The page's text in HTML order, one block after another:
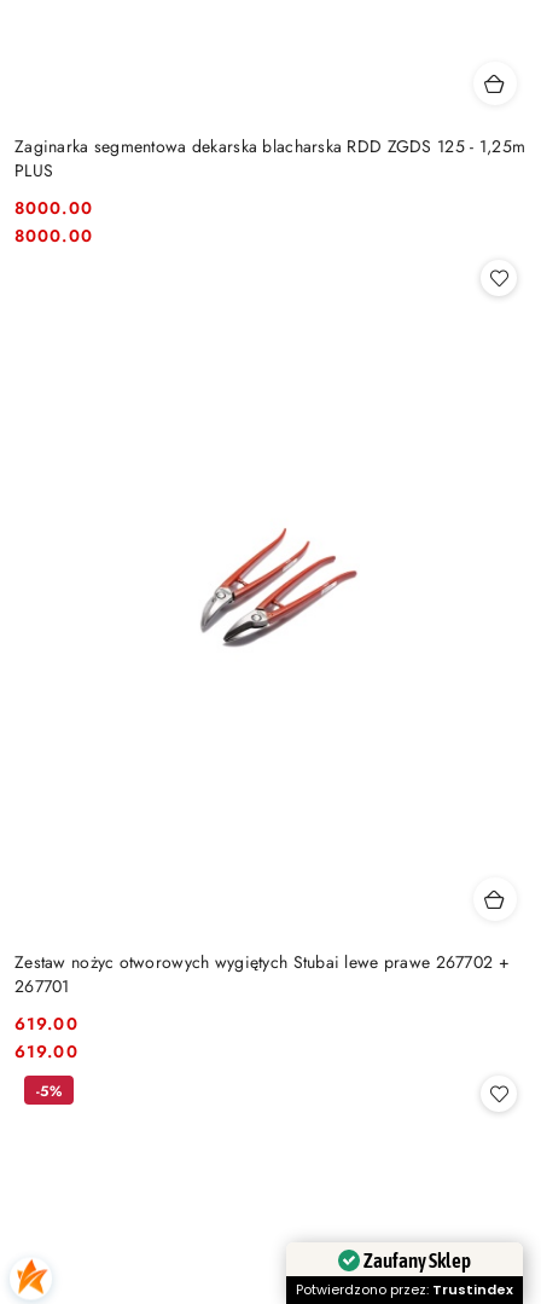
Zaginarka segmentowa dekarska blacharska RDD ZGDS 125 - 1,25m
PLUS
Cena:
8000.00
Cena:
8000.00
Zestaw nożyc otworowych wygiętych Stubai lewe prawe 267702 +
267701
Cena:
619.00
Cena:
619.00
-5%
Zaufany Sklep
Potwierdzono przez: Trustindex